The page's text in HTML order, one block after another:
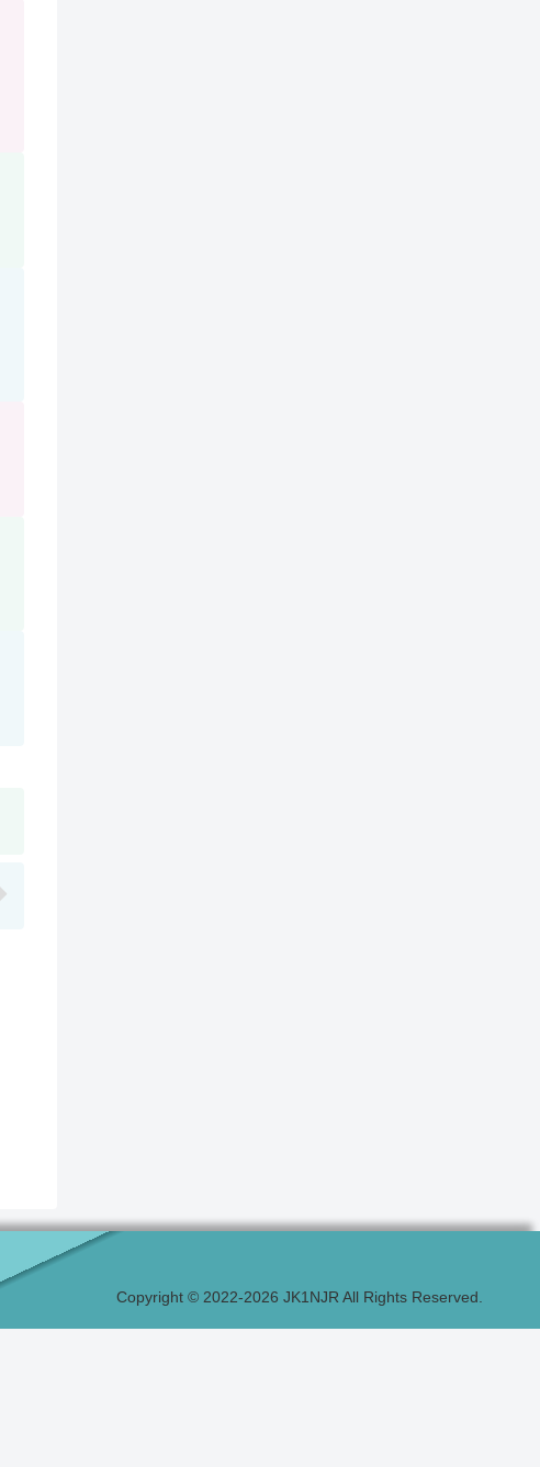
Copyright © 2022-2026 JK1NJR All Rights Reserved.